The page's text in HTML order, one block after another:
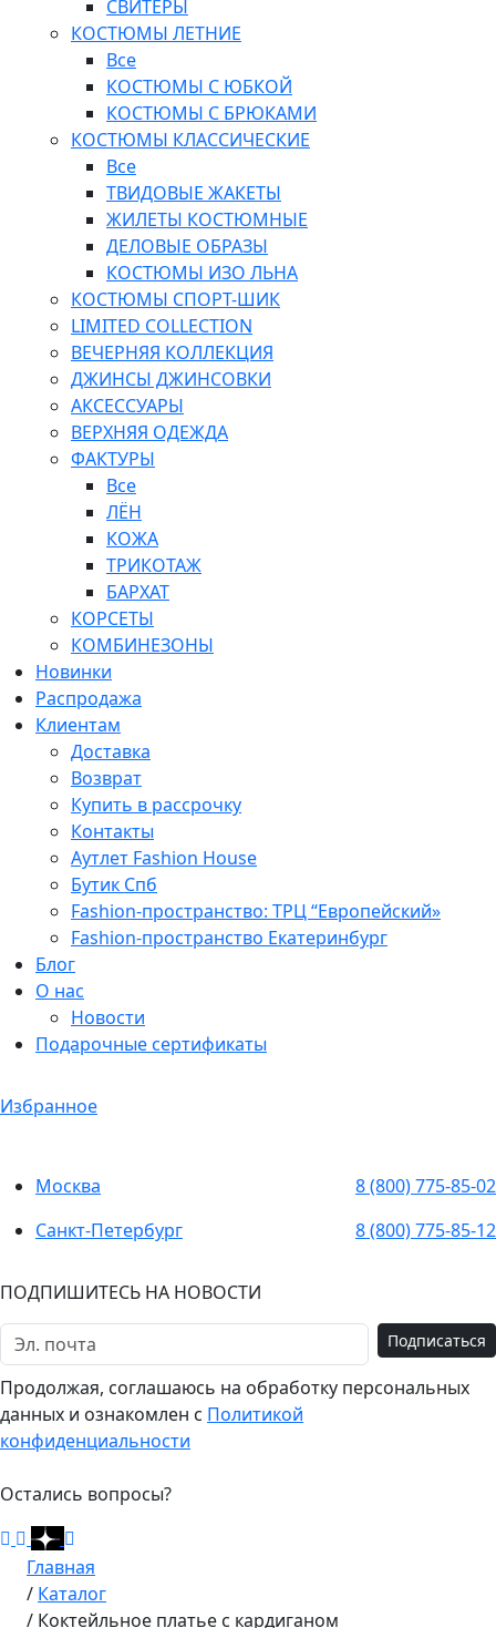
СВИТЕРЫ
КОСТЮМЫ ЛЕТНИЕ
Все
КОСТЮМЫ С ЮБКОЙ
КОСТЮМЫ С БРЮКАМИ
КОСТЮМЫ КЛАССИЧЕСКИЕ
Все
ТВИДОВЫЕ ЖАКЕТЫ
ЖИЛЕТЫ КОСТЮМНЫЕ
ДЕЛОВЫЕ ОБРАЗЫ
КОСТЮМЫ ИЗО ЛЬНА
КОСТЮМЫ СПОРТ-ШИК
LIMITED COLLECTION
ВЕЧЕРНЯЯ КОЛЛЕКЦИЯ
ДЖИНСЫ ДЖИНСОВКИ
АКСЕССУАРЫ
ВЕРХНЯЯ ОДЕЖДА
ФАКТУРЫ
Все
ЛЁН
КОЖА
ТРИКОТАЖ
БАРХАТ
КОРСЕТЫ
КОМБИНЕЗОНЫ
Новинки
Распродажа
Клиентам
Доставка
Возврат
Купить в рассрочку
Контакты
Аутлет Fashion House
Бутик Спб
Fashion-пространство: ТРЦ “Европейский»
Fashion-пространство Екатеринбург
Блог
О нас
Новости
Подарочные сертификаты
Избранное
Москва
8 (800) 775-85-02
Санкт-Петербург
8 (800) 775-85-12
ПОДПИШИТЕСЬ НА НОВОСТИ
Подписаться
Продолжая, соглашаюсь на обработку персональных
данных и ознакомлен с Политикой
конфиденциальности
Остались вопросы?
Главная
/ Каталог
/ Коктейльное платье с кардиганом